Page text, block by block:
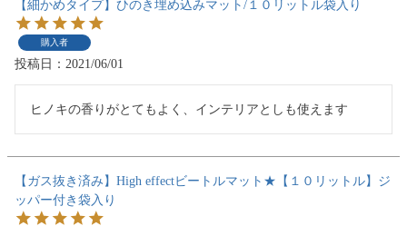
【細かめタイプ】ひのき埋め込みマット/１０リットル袋入り
購入者
投稿日 2021/06/01
ヒノキの香りがとてもよく、インテリアとしも使えます
【ガス抜き済み】High effectビートルマット★【１０リットル】ジ
ッパー付き袋入り